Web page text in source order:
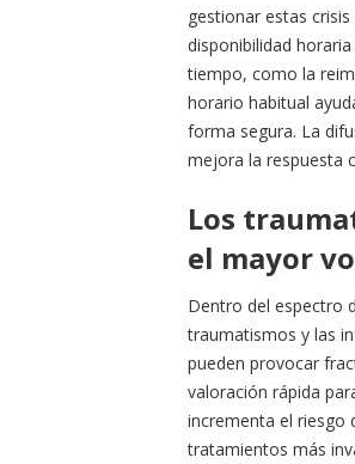
gestionar estas
disponibilidad
tiempo, como la
horario habitual
forma segura. La
mejora la respuesta
Los
el mayor
Dentro del espectro
traumatismos y las
pueden provocar
valoración rápida
incrementa el riesgo
tratamientos más